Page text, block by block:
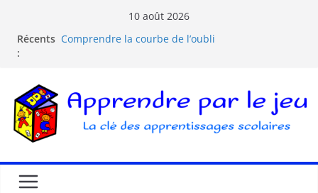
10 août 2026
Récents
:
La pédagogie Montessori est-elle ludique ?
Comprendre la courbe de l’oubli
La pédagogie Freinet